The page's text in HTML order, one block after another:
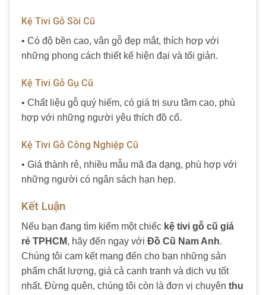
Kệ Tivi Gỗ Sồi Cũ
• Có độ bền cao, vân gỗ đẹp mắt, thích hợp với
những phong cách thiết kế hiện đại và tối giản.
Kệ Tivi Gỗ Gụ Cũ
• Chất liệu gỗ quý hiếm, có giá trị sưu tầm cao, phù
hợp với những người yêu thích đồ cổ.
Kệ Tivi Gỗ Công Nghiệp Cũ
• Giá thành rẻ, nhiều mẫu mã đa dạng, phù hợp với
những người có ngân sách hạn hẹp.
Kết Luận
Nếu bạn đang tìm kiếm một chiếc kệ tivi gỗ cũ giá
rẻ TPHCM, hãy đến ngay với Đồ Cũ Nam Anh.
Chúng tôi cam kết mang đến cho bạn những sản
phẩm chất lượng, giá cả cạnh tranh và dịch vụ tốt
nhất. Đừng quên, chúng tôi còn là đơn vị chuyên thu